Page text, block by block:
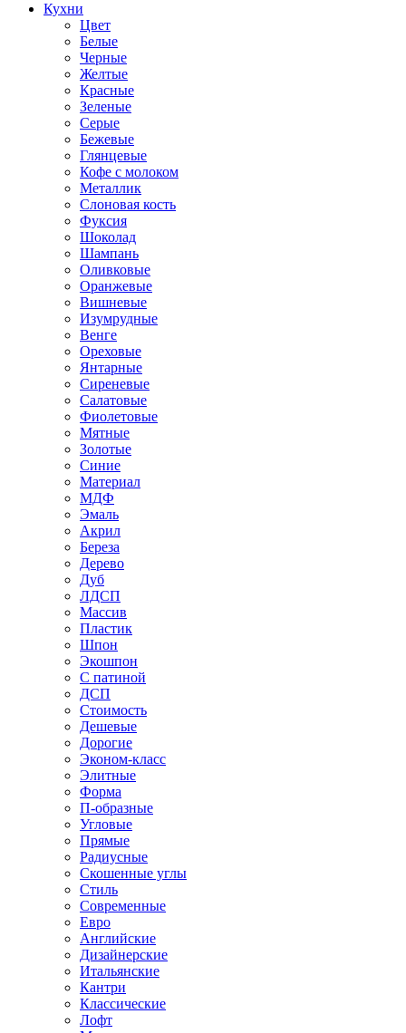
Кухни
Цвет
Белые
Черные
Желтые
Красные
Зеленые
Серые
Бежевые
Глянцевые
Кофе с молоком
Металлик
Слоновая кость
Фуксия
Шоколад
Шампань
Оливковые
Оранжевые
Вишневые
Изумрудные
Венге
Ореховые
Янтарные
Сиреневые
Салатовые
Фиолетовые
Мятные
Золотые
Синие
Материал
МДФ
Эмаль
Акрил
Береза
Дерево
Дуб
ЛДСП
Массив
Пластик
Шпон
Экошпон
С патиной
ДСП
Стоимость
Дешевые
Дорогие
Эконом-класс
Элитные
Форма
П-образные
Угловые
Прямые
Радиусные
Скошенные углы
Стиль
Современные
Евро
Английские
Дизайнерские
Итальянские
Кантри
Классические
Лофт